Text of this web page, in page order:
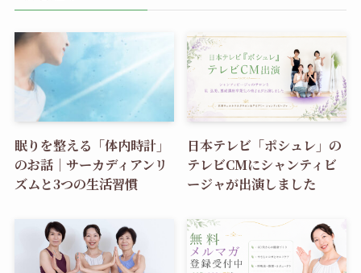
眠りを整える「体内時計」
のお話｜サーカディアンリ
ズムと3つの生活習慣
日本テレビ「ポシュレ」の
テレビCMにシャンティビ
ージャが出演しました